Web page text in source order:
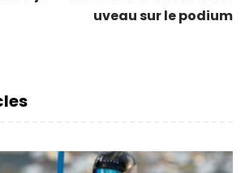
uveau sur le podium